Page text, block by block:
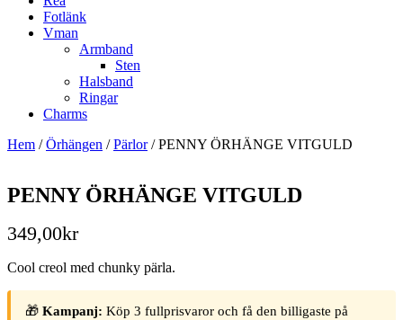
Fotlänk
Vman
Armband
Sten
Halsband
Ringar
Charms
Hem /Örhängen /Pärlor/ PENNY ÖRHÄNGE VITGULD
PENNY ÖRHÄNGE VITGULD
349,00kr
Cool creol med chunky pärla.
🎁 Kampanj: Köp 3 fullprisvaror och få den billigaste på